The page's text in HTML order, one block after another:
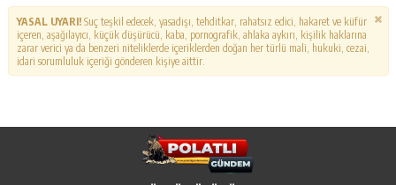
YASAL UYARI!Suç teşkil edecek, yasadışı, tehditkar, rahatsız edici, hakaret ve küfür
içeren, aşağılayıcı, küçük düşürücü, kaba, pornografik, ahlaka aykırı, kişilik haklarına
zarar verici ya da benzeri niteliklerde içeriklerden doğan her türlü mali, hukuki, cezai,
idari sorumluluk içeriği gönderen kişiye aittir.